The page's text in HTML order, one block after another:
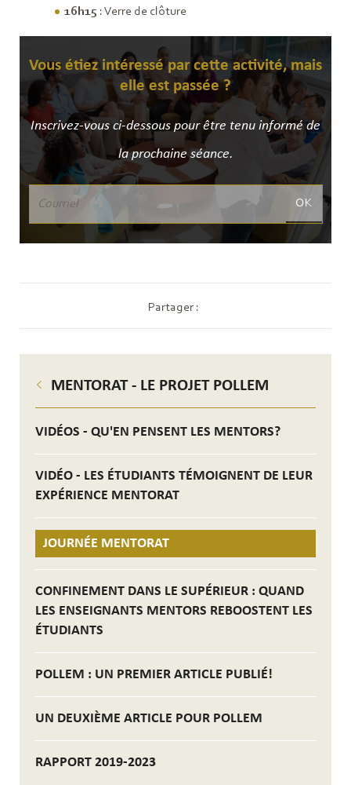
MENTORAT - LE PROJET POLLEM
VIDÉOS - QU'EN PENSENT LES MENTORS?
VIDÉO - LES ÉTUDIANTS TÉMOIGNENT DE LEUR
EXPÉRIENCE MENTORAT
JOURNÉE MENTORAT
CONFINEMENT DANS LE SUPÉRIEUR : QUAND
LES ENSEIGNANTS MENTORS REBOOSTENT LES
ÉTUDIANTS
POLLEM : UN PREMIER ARTICLE PUBLIÉ!
UN DEUXIÈME ARTICLE POUR POLLEM
RAPPORT 2019-2023
16h15 : Verre de clôture
Vous étiez intéressé par cette activité, mais
elle est passée ?
Inscrivez-vous ci-dessous pour être tenu informé de
la prochaine séance.
OK
Partager :